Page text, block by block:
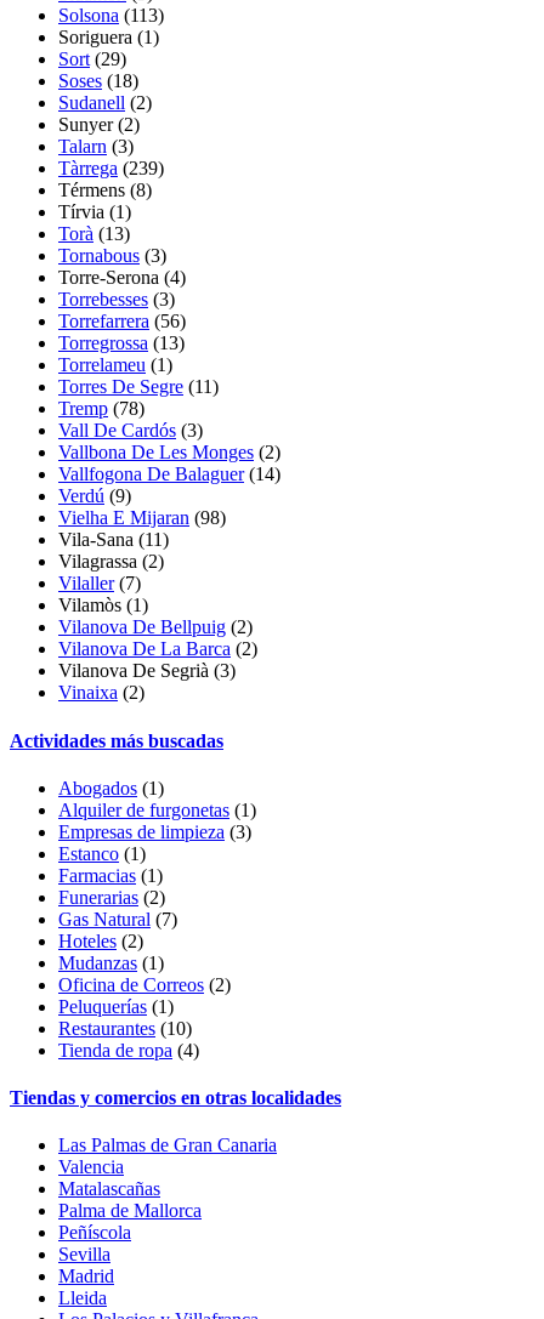
Solsona (113)
Soriguera (1)
Sort (29)
Soses (18)
Sudanell (2)
Sunyer(2)
Talarn (3)
Tàrrega (239)
Térmens (8)
Tírvia (1)
Torà (13)
Tornabous (3)
Torre-Serona (4)
Torrebesses (3)
Torrefarrera (56)
Torregrossa (13)
Torrelameu (1)
Torres De Segre (11)
Tremp (78)
Vall De Cardós (3)
Vallbona De Les Monges (2)
Vallfogona De Balaguer(14)
Verdú (9)
Vielha E Mijaran (98)
Vila-Sana (11)
Vilagrassa (2)
Vilaller(7)
Vilamòs (1)
Vilanova De Bellpuig (2)
Vilanova De La Barca (2)
Vilanova De Segrià (3)
Vinaixa (2)
Actividades más buscadas
Abogados (1)
Alquiler de furgonetas (1)
Empresas de limpieza (3)
Estanco (1)
Farmacias (1)
Funerarias (2)
Gas Natural (7)
Hoteles (2)
Mudanzas (1)
Oficina de Correos (2)
Peluquerías (1)
Restaurantes (10)
Tienda de ropa (4)
Tiendas y comercios en otras localidades
Las Palmas de Gran Canaria
Valencia
Matalascañas
Palma de Mallorca
Peñíscola
Sevilla
Madrid
Lleida